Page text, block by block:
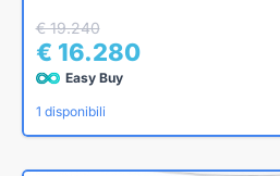
€ 19.240
€ 16.280
Easy Buy
1 disponibili